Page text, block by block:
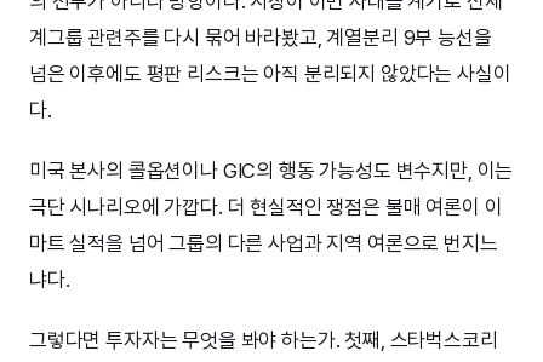
계그룹 관련주를 다시 묶어 바라봤고, 계열분리 9부 능선을
넘은 이후에도 평판 리스크는 아직 분리되지 않았다는 사실이
다.
미국 본사의 콜옵션이나 GIC의 행동 가능성도 변수지만, 이는
극단 시나리오에 가깝다. 더 현실적인 쟁점은 불매 여론이 이
마트 실적을 넘어 그룹의 다른 사업과 지역 여론으로 번지느
냐다.
그렇다면 투자자는 무엇을 봐야 하는가. 첫째, 스타벅스코리